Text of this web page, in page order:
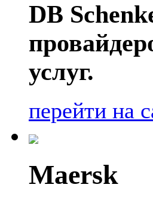
DB
услуг.
перейти на
Maersk